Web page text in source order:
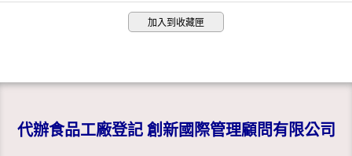
加入到收藏匣
代辦食品工廠登記 創新國際管理顧問有限公司